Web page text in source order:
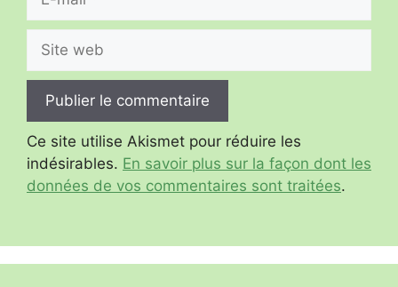
mail
web
Ce site utilise Akismet pour réduire les
indésirables. En savoir plus sur la façon dont les
données de vos commentaires sont traitées.